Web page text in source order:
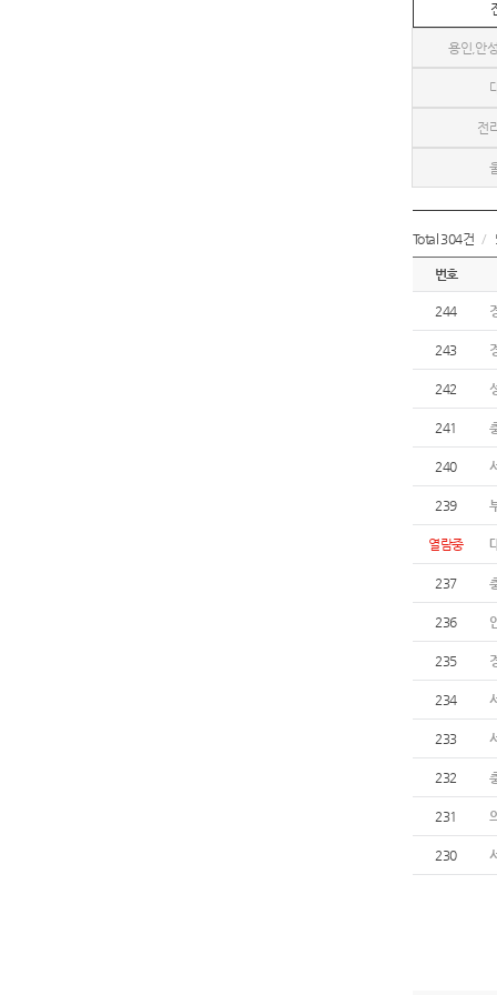
용인,안
전
Total 304건 /
번호
244
243
242
241
240
239
열람중
237
236
235
234
233
232
231
230